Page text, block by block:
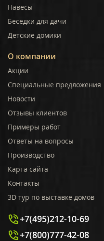
Навесы
Беседки для дачи
Детские домики
О компании
Акции
Специальные предложения
Новости
Отзывы клиентов
Примеры работ
Ответы на вопросы
Производство
Карта сайта
Контакты
3D тур по выставке домов
+7(495)212-10-69
+7(800)777-42-08